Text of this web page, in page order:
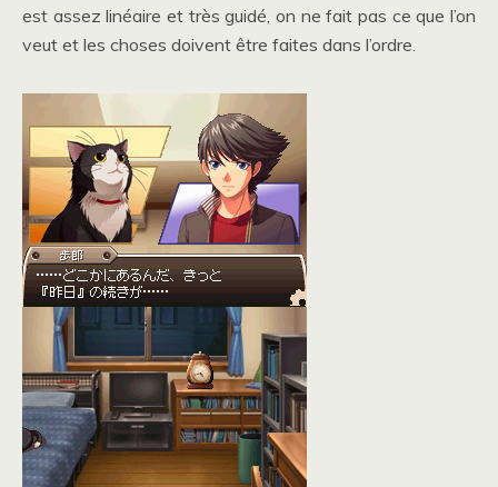
est assez linéaire et très guidé, on ne fait pas ce que l’on
veut et les choses doivent être faites dans l’ordre.